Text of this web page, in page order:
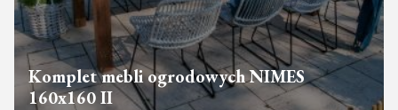
Komplet mebli ogrodowych NIMES
160x160 II